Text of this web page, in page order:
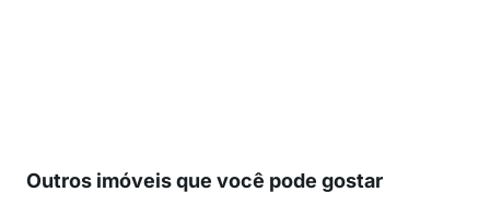
Outros imóveis que você pode gostar